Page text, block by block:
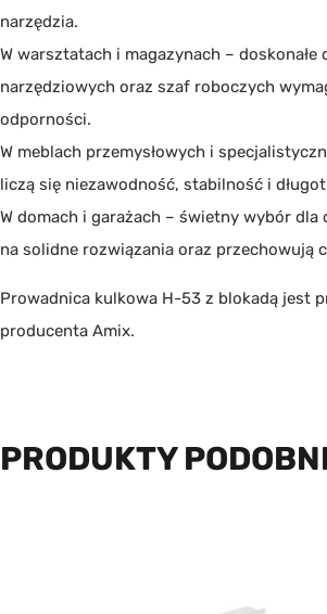
narzędzia.
W warsztatach i magazynach – doskonałe
narzędziowych oraz szaf roboczych
odporności.
W meblach przemysłowych i
liczą się niezawodność, stabilność i
W domach i garażach – świetny wybór
na solidne rozwiązania oraz przechowują
Prowadnica kulkowa H-53 z blokadą jest
producenta Amix.
PRODUKTY